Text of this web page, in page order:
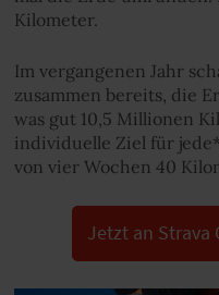
Kilometer.
Im vergangenen Jahr
zusammen bereits, die
was gut 10,5 Millionen
individuelle Ziel für
von vier Wochen 40
Jetzt an Strava